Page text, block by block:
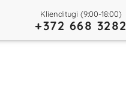
Klienditugi (9:00-18:00)
+372 668 3282